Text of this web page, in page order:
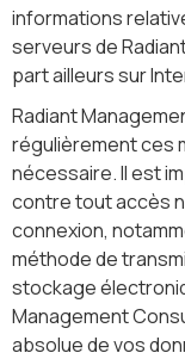
informations
serveurs de
part ailleurs sur
Radiant
régulièrement ces
nécessaire. Il est
contre tout accès
connexion,
méthode de
stockage
Management
absolue de vos